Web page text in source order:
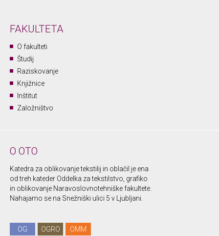
FAKULTETA
O fakulteti
Študij
Raziskovanje
Knjižnice
Inštitut
Založništvo
O OTO
Katedra za oblikovanje tekstilij in oblačil je ena
od treh kateder Oddelka za tekstilstvo, grafiko
in oblikovanje Naravoslovnotehniške fakultete.
Nahajamo se na Snežniški ulici 5 v Ljubljani.
OG OGRO
OMM